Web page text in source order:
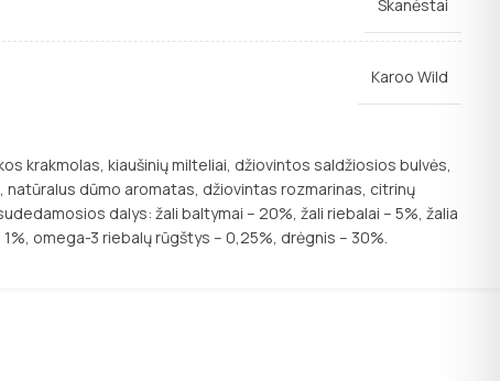
Skanėstai
Karoo Wild
krakmolas, kiaušinių milteliai, džiovintos saldžiosios bulvės,
natūralus dūmo aromatas, džiovintas rozmarinas, citrinų
dalys: žali baltymai – 20%, žali riebalai – 5%, žalia
omega-3 riebalų rūgštys – 0,25%, drėgnis – 30%.